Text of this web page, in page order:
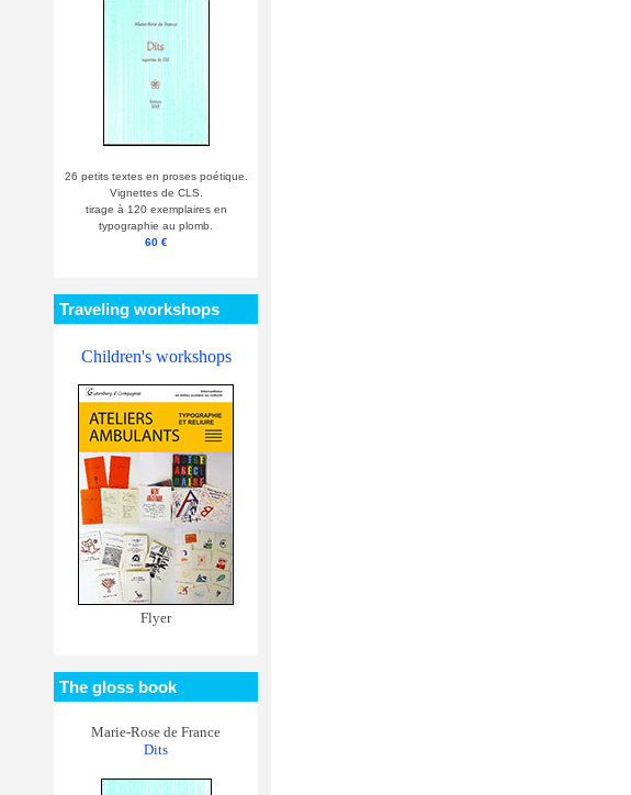
26 petits textes en proses poétique.
Vignettes de CLS.
tirage à 120 exemplaires en
typographie au plomb.
60 €
Traveling workshops
Children's workshops
Flyer
The gloss book
Marie-Rose de France
Dits